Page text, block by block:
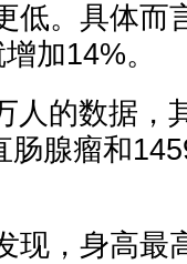
低。具体而
加14%。
人的数据，
腺瘤和
现，身高最